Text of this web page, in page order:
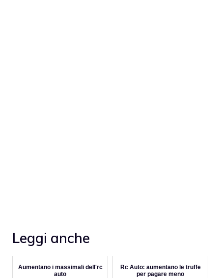
Leggi anche
Aumentano i massimali dell'rc
auto
Rc Auto: aumentano le truffe
per pagare meno